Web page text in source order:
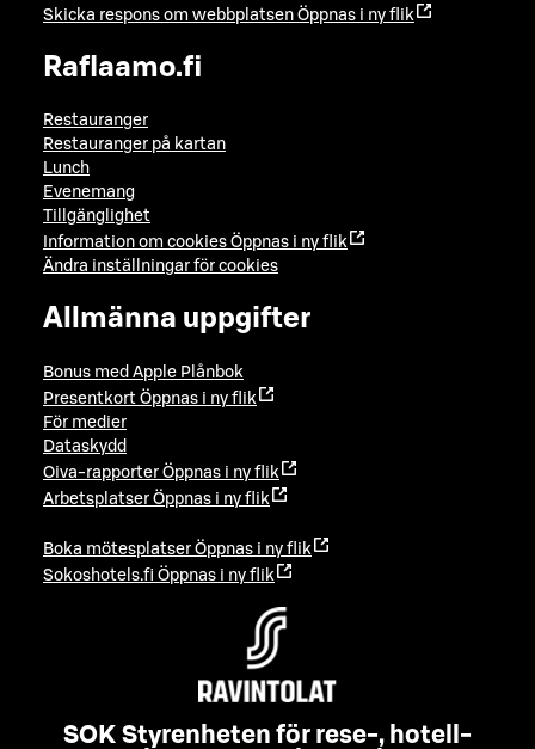
Skicka respons om webbplatsen Öppnas i ny flik
Raflaamo.fi
Restauranger
Restauranger på kartan
Lunch
Evenemang
Tillgänglighet
Information om cookies Öppnas i ny flik
Ändra inställningar för cookies
Allmänna uppgifter
Bonus med Apple Plånbok
Presentkort Öppnas i ny flik
För medier
Dataskydd
Oiva-rapporter Öppnas i ny flik
Arbetsplatser Öppnas i ny flik
Boka mötesplatser Öppnas i ny flik
Sokoshotels.fi Öppnas i ny flik
SOK Styrenheten för rese-, hotell-